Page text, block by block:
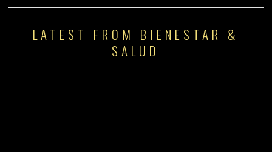
LATEST FROM BIENESTAR &
SALUD